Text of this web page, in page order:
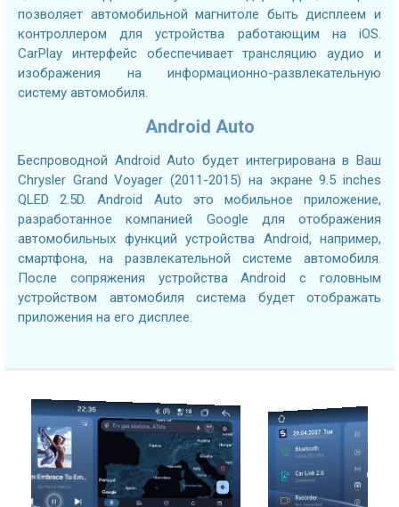
позволяет автомобильной магнитоле быть дисплеем и
контроллером для устройства работающим на iOS.
CarPlay интерфейс обеспечивает трансляцию аудио и
изображения на информационно-развлекательную
систему автомобиля.
Android Auto
Беспроводной Android Auto будет интегрирована в Ваш
Chrysler Grand Voyager (2011-2015) на экране 9.5 inches
QLED 2.5D. Android Auto это мобильное приложение,
разработанное компанией Google для отображения
автомобильных функций устройства Android, например,
смартфона, на развлекательной системе автомобиля.
После сопряжения устройства Android с головным
устройством автомобиля система будет отображать
приложения на его дисплее.
2.7GHZ CPU